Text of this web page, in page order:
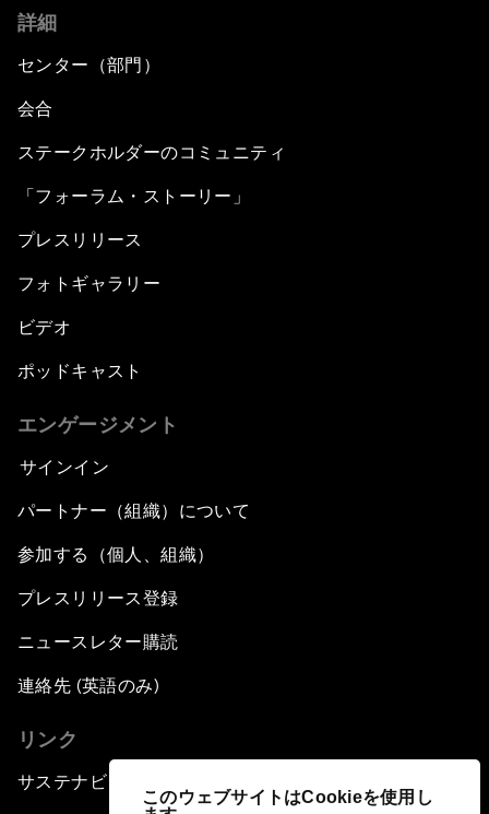
このウェブサイトはCookieを使用し
詳細
センター（部門）
会合
ステークホルダーのコミュニティ
「フォーラム・ストーリー」
プレスリリース
フォトギャラリー
ビデオ
ポッドキャスト
エンゲージメント
サインイン
パートナー（組織）について
参加する（個人、組織）
プレスリリース登録
ニュースレター購読
連絡先 (英語のみ)
リンク
サステナビリティへの取り組み